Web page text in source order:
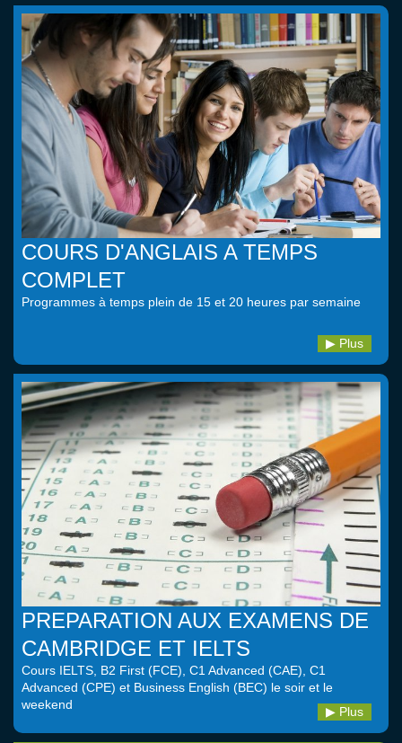
COURS D'ANGLAIS A TEMPS
COMPLET
Programmes à temps plein de 15 et 20 heures par semaine
Plus
PREPARATION AUX EXAMENS DE
CAMBRIDGE ET IELTS
Cours IELTS, B2 First (FCE), C1 Advanced (CAE), C1
Advanced (CPE) et Business English (BEC) le soir et le
weekend
Plus